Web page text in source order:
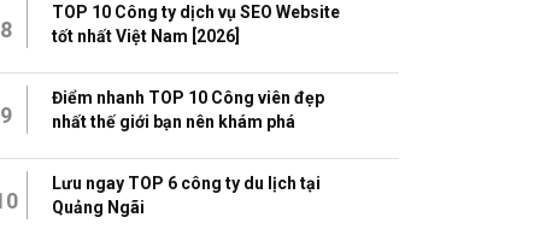
8
TOP 10 Công ty dịch vụ SEO Website
tốt nhất Việt Nam [2026]
9
Điểm nhanh TOP 10 Công viên đẹp
nhất thế giới bạn nên khám phá
Lưu ngay TOP 6 công ty du lịch tại
Quảng Ngãi